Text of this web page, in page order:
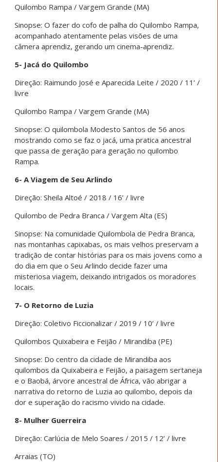
Quilombo Rampa / Vargem Grande (MA)
Sinopse: O fazer do cofo de palha do Quilombo Rampa,
acompanhado atentamente pelas visões de uma
câmera aprendiz, gerando um cinema-aprendiz.
5- Jacá do Quilombo
Direção: Raimundo José e Aparecida Leite / 2020 / 11’ /
livre
Quilombo Rampa / Vargem Grande (MA)
Sinopse: O quilombola Modesto Santos de 56 anos
mostrando como se faz o jacá, uma pratica ancestral
que passa de geração para geração no quilombo
Rampa.
6- A Viagem de Seu Arlindo
Direção: Sheila Altoé / 2018 / 16’ / livre
Quilombo de Pedra Branca / Vargem Alta (ES)
Sinopse: Na comunidade Quilombola de Pedra Branca,
nas montanhas capixabas, os mais velhos preservam a
tradição de contar histórias para os mais jovens como a
do dia em que o Seu Arlindo decide fazer uma
misteriosa viagem, deixando intrigados os moradores
locais.
7- O Retorno de Luzia
Direção: Coletivo Ficcionalizar / 2019 / 10’ / livre
Quilombos Quixabeira e Feijão / Mirandiba (PE)
Sinopse: Do centro da cidade de Mirandiba aos
quilombos da Quixabeira e Feijão, a paisagem sertaneja
e o Baobá, árvore ancestral de África, vão abrigar a
narrativa do retorno de Luzia ao quilombo, depois da
dor e superação do racismo vivido na cidade.
8- Mulher Guerreira
Direção: Carlúcia de Melo Soares / 2015 / 12’ / livre
Arraias (TO)